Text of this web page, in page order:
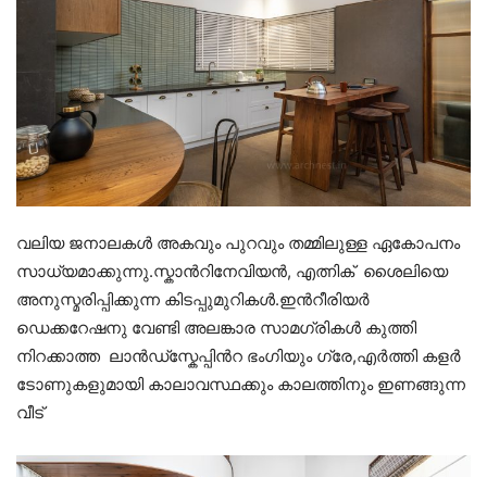
വലിയ ജനാലകൾ അകവും പുറവും തമ്മിലുള്ള ഏകോപനം
സാധ്യമാക്കുന്നു.സ്കാൻറിനേവിയൻ, എത്നിക് ശൈലിയെ
അനുസ്മരിപ്പിക്കുന്ന കിടപ്പുമുറികൾ.ഇൻറീരിയർ
ഡെക്കറേഷനു വേണ്ടി അലങ്കാര സാമഗ്രികൾ കുത്തി
നിറക്കാത്ത ലാൻഡ്സ്കേപ്പിൻറ ഭംഗിയും ഗ്രേ,എർത്തി കളർ
ടോണുകളുമായി കാലാവസ്ഥക്കും കാലത്തിനും ഇണങ്ങുന്ന
വീട്